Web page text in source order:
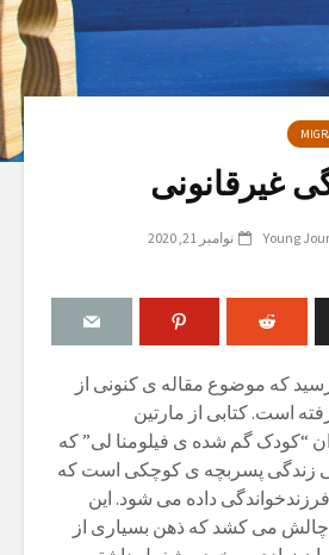
غیرقانونی
Young
نوامبر 21, 2020
کە موضوع مقالە ی کنونی از
است. کتابی از مارتین
“کودک گم شدە ی فیلومنا لی” کە
زندگی پسربچە ی کوچکی است کە
دادە می شود. این
می کشد کە ذهن بسیاری از